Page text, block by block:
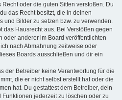
oder die guten Sitten verstoßen. Du
das Recht besitzt, die in deinen
und Bilder zu setzen bzw. zu verwenden.
das Hausrecht aus. Bei Verstößen gegen
oder anderer im Board veröffentlichten
nach Abmahnung zeitweise oder
Boards ausschließen und dir ein
der Betreiber keine Verantwortung für die
die er nicht selbst erstellt hat oder die
hat. Du gestattest dem Betreiber, dein
jederzeit zu löschen oder zu